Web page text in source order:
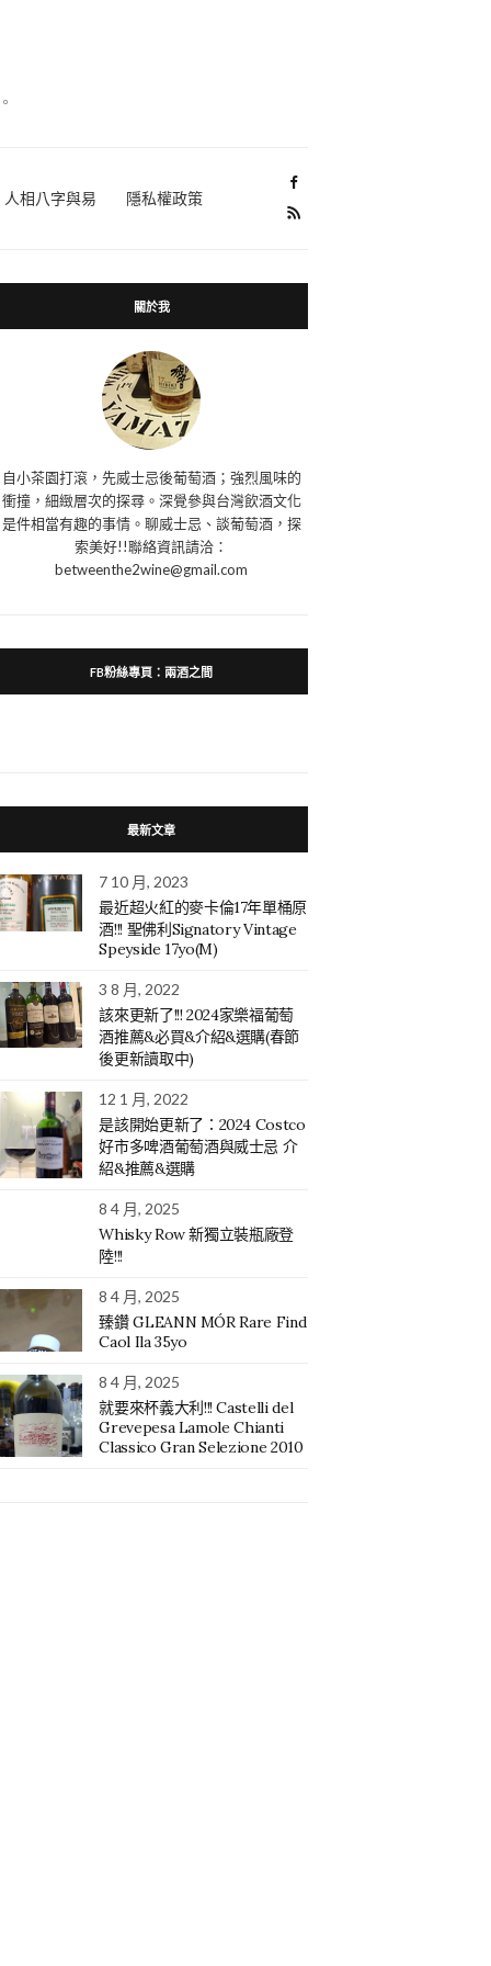
人相八字與易
隱私權政策
關於我
自小茶園打滾，先威士忌後葡萄酒；強烈風味的
衝撞，細緻層次的探尋。深覺參與台灣飲酒文化
是件相當有趣的事情。聊威士忌、談葡萄酒，探
索美好!!聯絡資訊請洽：
betweenthe2wine@gmail.com
FB粉絲專頁：兩酒之間
最新文章
7 10 月, 2023
最近超火紅的麥卡倫17年單桶原
酒!!! 聖佛利Signatory Vintage
Speyside 17yo(M)
3 8 月, 2022
該來更新了!!! 2024家樂福葡萄
酒推薦&必買&介紹&選購(春節
後更新讀取中)
12 1 月, 2022
是該開始更新了：2024 Costco
好市多啤酒葡萄酒與威士忌 介
紹&推薦&選購
8 4 月, 2025
Whisky Row 新獨立裝瓶廠登
陸!!!
8 4 月, 2025
臻鑽 GLEANN MÓR Rare Find
Caol Ila 35yo
8 4 月, 2025
就要來杯義大利!!! Castelli del
Grevepesa Lamole Chianti
Classico Gran Selezione 2010